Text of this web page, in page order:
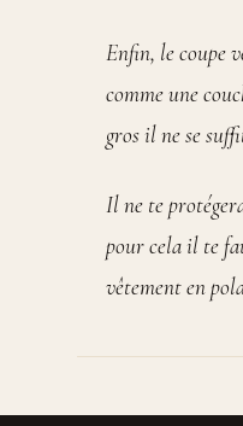
Enfin, le coupe
comme une
gros il ne se
Il ne te
pour cela il te
vêtement en